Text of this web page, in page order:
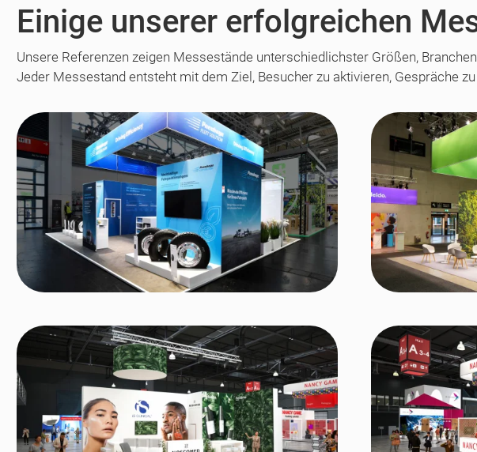
Einige unserer erfolgreichen
Unsere Referenzen zeigen Messestände unterschiedlichster Größen,
Jeder Messestand entsteht mit dem Ziel, Besucher zu aktivieren, Gespräche